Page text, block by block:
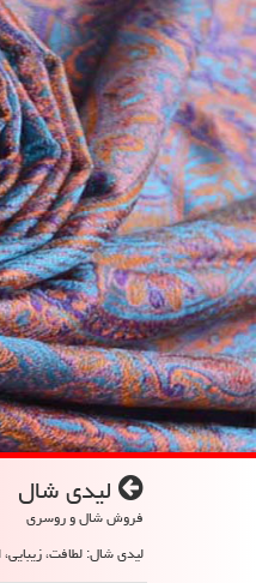
لیدی شال
فروش شال و روسری
لیدی شال: لطافت،